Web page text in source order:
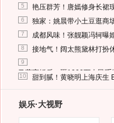
5 艳压群芳！唐嫣修身长裙
6 独家：姚晨带小土豆逛商
7 成都风味！张靓颖冯轲曝
8 接地气！阔太熊黛林打扮
9
马蓉离婚后，砸1000万人民币
10 甜到腻！黄晓明上海庆生
娱乐·大视野